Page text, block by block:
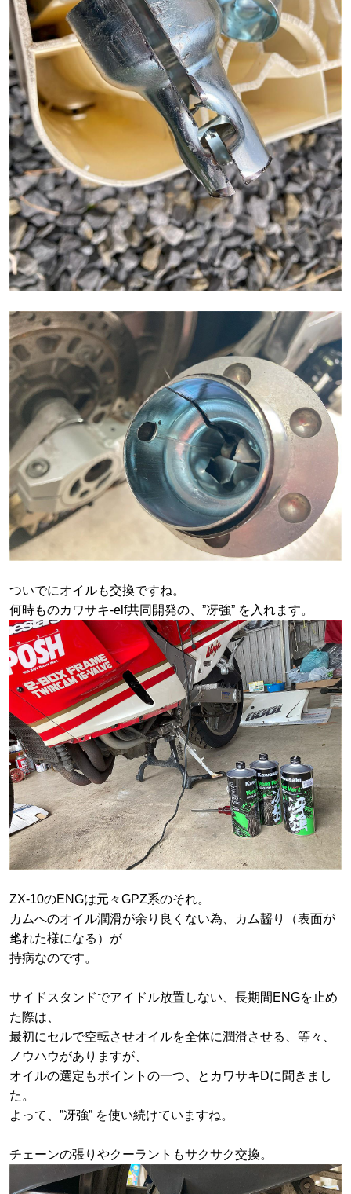
ついでにオイルも交換ですね。
何時ものカワサキ-elf共同開発の、”冴強” を入れます。
ZX-10のENGは元々GPZ系のそれ。
カムへのオイル潤滑が余り良くない為、カム齧り（表面が
毟れた様になる）が
持病なのです。
サイドスタンドでアイドル放置しない、長期間ENGを止め
た際は、
最初にセルで空転させオイルを全体に潤滑させる、等々、
ノウハウがありますが、
オイルの選定もポイントの一つ、とカワサキDに聞きまし
た。
よって、”冴強” を使い続けていますね。
チェーンの張りやクーラントもサクサク交換。